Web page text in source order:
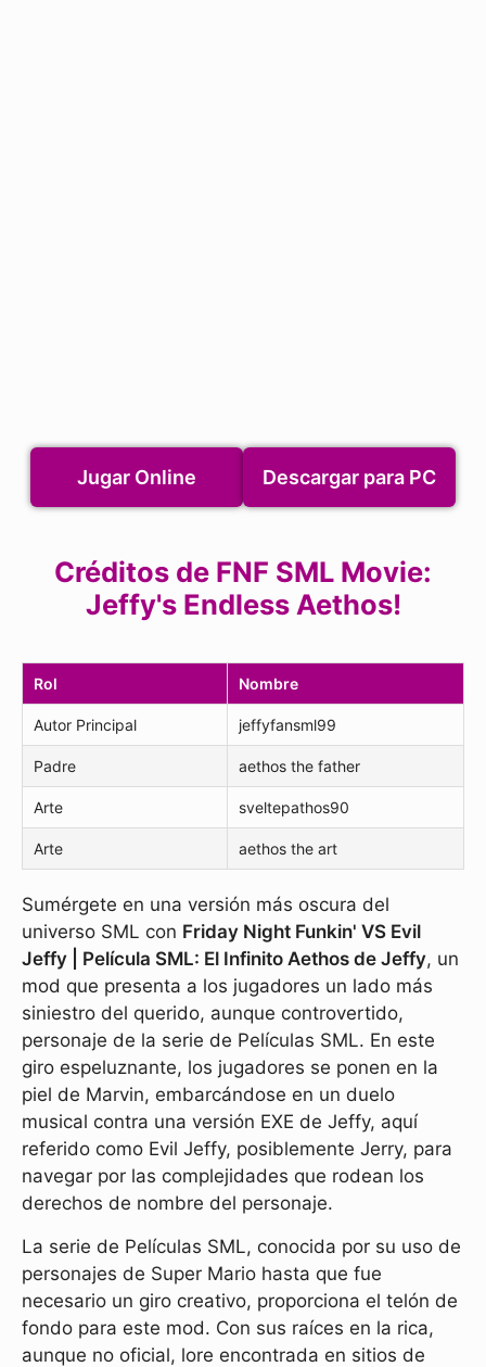
Jugar Online Descargar para PC
Créditos de FNF SML Movie:
Jeffy's Endless Aethos!
Rol Nombre
Autor Principal jeffyfansml99
Padre aethos the father
Arte sveltepathos90
Arte aethos the art
Sumérgete en una versión más oscura del
universo SML con Friday Night Funkin' VS Evil
Jeffy | Película SML: El Infinito Aethos de Jeffy, un
mod que presenta a los jugadores un lado más
siniestro del querido, aunque controvertido,
personaje de la serie de Películas SML. En este
giro espeluznante, los jugadores se ponen en la
piel de Marvin, embarcándose en un duelo
musical contra una versión EXE de Jeffy, aquí
referido como Evil Jeffy, posiblemente Jerry, para
navegar por las complejidades que rodean los
derechos de nombre del personaje.
La serie de Películas SML, conocida por su uso de
personajes de Super Mario hasta que fue
necesario un giro creativo, proporciona el telón de
fondo para este mod. Con sus raíces en la rica,
aunque no oficial, lore encontrada en sitios de